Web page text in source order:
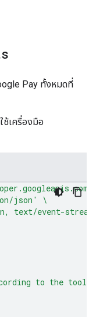
Pay ทั้งหมดที่
ช้เครื่องมือ
json'
\
text/event-
to the tool'